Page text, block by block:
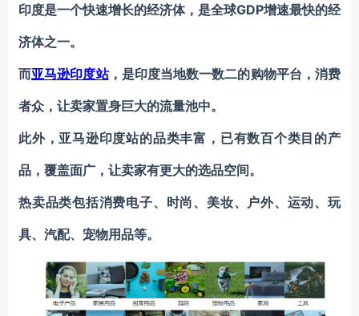
印度是一个快速增长的经济体，是全球GDP增速最快的经
济体之一。
而亚马逊印度站，是印度当地数一数二的购物平台，消费
者众，让卖家置身巨大的流量池中。
此外，亚马逊印度站的品类丰富，已有数百个类目的产
品，覆盖面广，让卖家有更大的选品空间。
热卖品类包括消费电子、时尚、美妆、户外、运动、玩
具、汽配、宠物用品等。